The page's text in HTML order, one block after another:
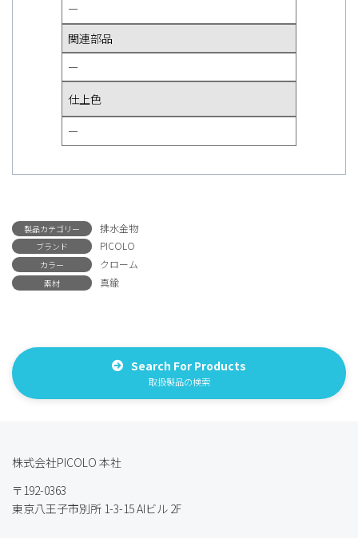
ー
関連部品
ー
仕上色
ー
製品カテゴリー 排水金物
ブランド PICOLO
カラー クローム
素材 真鍮
Search For Products
取扱製品の検索
株式会社PICOLO 本社
〒192-0363
東京八王子市別所 1-3-15 AIビル 2F